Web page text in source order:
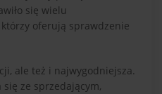
się wielu
oferują sprawdzenie
ale też i najwygodniejsza.
się ze sprzedającym,